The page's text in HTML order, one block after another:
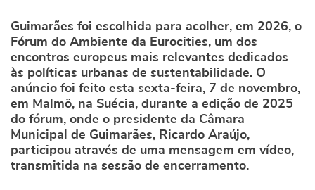
Guimarães foi escolhida para acolher, em 2026, o
Fórum do Ambiente da Eurocities, um dos
encontros europeus mais relevantes dedicados
às políticas urbanas de sustentabilidade. O
anúncio foi feito esta sexta-feira, 7 de novembro,
em Malmö, na Suécia, durante a edição de 2025
do fórum, onde o presidente da Câmara
Municipal de Guimarães, Ricardo Araújo,
participou através de uma mensagem em vídeo,
transmitida na sessão de encerramento.